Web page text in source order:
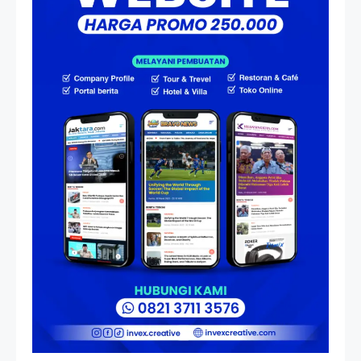
HP Dopod U1000, Laptop Mini
yang Mendahului Zaman
Sebelum Era iPhone dan
Smartphone
Resonansi
Seri 1: Republik Karang
Kedempel, Lahirnya Politik
Non-Blok ke Go-Blok!
Artikel
Menelusuri Akar Sejarah Ulang
Tahun PPU, Pertentangan
Bulan Peringatan vs
Pengesahan UU 7/2002